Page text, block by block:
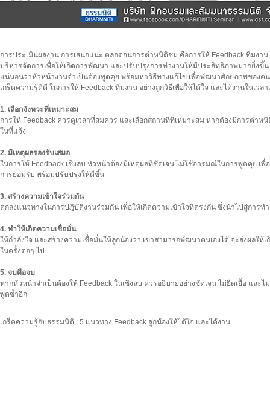
การประเมินผลงาน การเสนอแนะ ตลอดจนการตำหนิติชม คือการให้ Feedback ทีมงา
บริหารจัดการเพื่อให้เกิดการพัฒนา และปรับปรุงการทำงานให้มีประสิทธิภาพมากยิ่งขึ้
แน่นอนว่าหัวหน้างานจำเป็นต้องพูดคุย พร้อมหาวิธีทางแก้ไข เพื่อพัฒนาศักยภาพของค
เกร็ดความรู้ดีดี ในการให้ Feedback ทีมงาน อย่างถูกวิธีเพื่อให้ได้ใจ และได้งานในเวลา
1. เลือกจังหวะที่เหมาะสม
การให้ Feedback ควรดูเวลาที่สมควร และเลือกสถานที่ที่เหมาะสม หากต้องมีการตำ
ในที่แจ้ง
2. มีเหตุผลรองรับเสมอ
ในการให้ Feedback เชิงลบ หัวหน้าต้องมีเหตุผลที่ชัดเจน ไม่ใช้อารมณ์ในการพูดคุย เพื่
การยอมรับ พร้อมปรับปรุงให้ดีขึ้น
3. สร้างความเข้าใจร่วมกัน
ตกลงแนวทางในการปฎิบัติงานร่วมกัน เพื่อให้เกิดความเข้าใจที่ตรงกัน ซึ่งนำไปสู่การ
4. ทำให้เกิดความเชื่อมั่น
ให้กำลังใจ และสร้างความเชื่อมั่นให้ลูกน้องว่า เขาสามารถพัฒนาตนเองได้ จะส่งผลใ
ในครั้งต่อๆ ไป
5. จบคือจบ
หากหัวหน้าจำเป็นต้องให้ Feedback ในเชิงลบ ควรอธิบายอย่างชัดเจน ไม่ยืดเยื้อ แล
พูดซ้ำอีก
เกร็ดความรู้กับธรรมนิติ : 5 แนวทาง Feedback ลูกน้องให้ได้ใจ และได้งาน